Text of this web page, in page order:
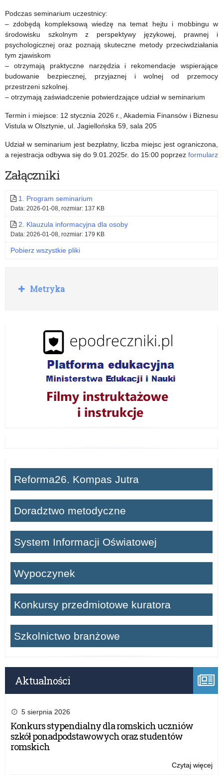
Podczas seminarium uczestnicy:
– zdobędą kompleksową wiedzę na temat hejtu i mobbingu w
środowisku szkolnym z perspektywy językowej, prawnej i
psychologicznej oraz poznają skuteczne metody przeciwdziałania
tym zjawiskom
– otrzymają praktyczne narzędzia i rekomendacje wspierające
budowanie bezpiecznej, przyjaznej i wolnej od przemocy
przestrzeni szkolnej.
– otrzymają zaświadczenie potwierdzające udział w seminarium
Termin i miejsce: 12 stycznia 2026 r., Akademia Finansów i Biznesu
Vistula w Olsztynie, ul. Jagiellońska 59, sala 205
Udział w seminarium jest bezpłatny, liczba miejsc jest ograniczona,
a rejestracja odbywa się do 9.01.2025r. do 15:00 poprzez formularz
Załączniki
1. Program seminarium
Data: 2026-01-08, rozmiar: 137 KB
2. Klauzula informacyjna dla osoby
Data: 2026-01-08, rozmiar: 179 KB
Pobierz wszystkie pliki
R
o
Metryka
Reforma26. Kompas Jutra
Doradztwo metodyczne
System Informacji Oświatowej
Wypoczynek
Konkursy przedmiotowe kuratora
Szkolnictwo branżowe
Aktualności
5 sierpnia 2026
Konkurs stypendialny dla romskich uczniów
szkół ponadpodstawowych oraz studentów
romskich
Czytaj więcej